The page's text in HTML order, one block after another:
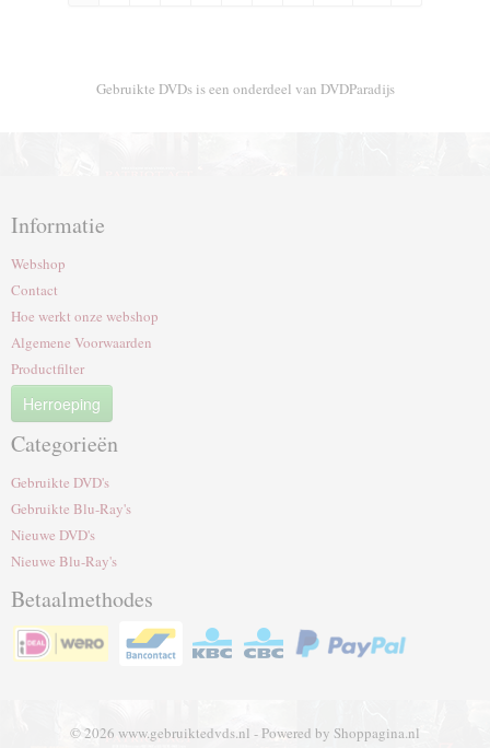
Gebruikte DVDs is een onderdeel van DVDParadijs
Informatie
Webshop
Contact
Hoe werkt onze webshop
Algemene Voorwaarden
Productfilter
Herroeping
Categorieën
Gebruikte DVD's
Gebruikte Blu-Ray's
Nieuwe DVD's
Nieuwe Blu-Ray's
Betaalmethodes
© 2026 www.gebruiktedvds.nl - Powered by Shoppagina.nl